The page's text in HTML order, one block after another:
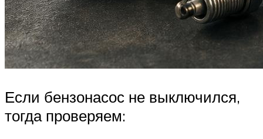
Если бензонасос не выключился,
тогда проверяем: